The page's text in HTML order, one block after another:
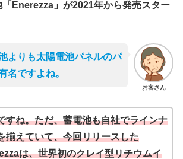
Enerezza」が2021年から発売スター
お客さん
よりも太陽電池パネルのパ
名ですよね。
すね。ただ、蓄電池も自社でラインナ
揃えていて、今回リリースした
は、世界初のクレイ型リチウムイ